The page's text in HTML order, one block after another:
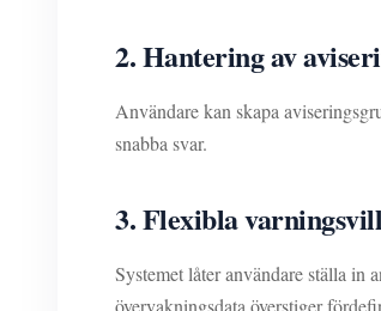
2. Hantering av
Användare kan skapa
snabba svar.
3. Flexibla
Systemet låter användare ställa in
övervakningsdata överstiger